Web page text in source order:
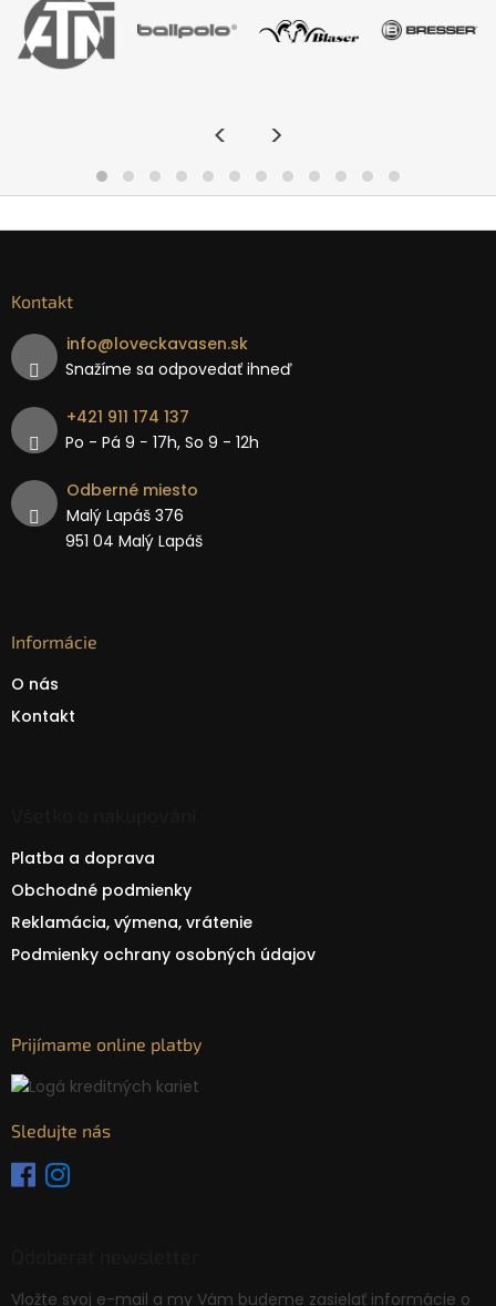
< >
Kontakt
info@loveckavasen.sk
Snažíme sa odpovedať ihneď
+421 911 174 137
Po - Pá 9 − 17h, So 9 - 12h
Odberné miesto
Malý Lapáš 376
951 04 Malý Lapáš
Informácie
O nás
Kontakt
Platba a doprava
Obchodné podmienky
Reklamácia, výmena, vrátenie
Podmienky ochrany osobných údajov
Prijímame online platby
Sledujte nás
Vložte svoj e-mail a my Vám budeme zasielať informácie o